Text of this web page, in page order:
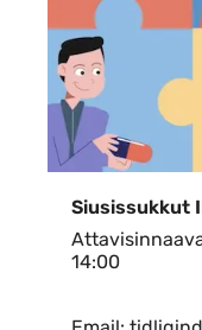
Siusissukkut
14:00